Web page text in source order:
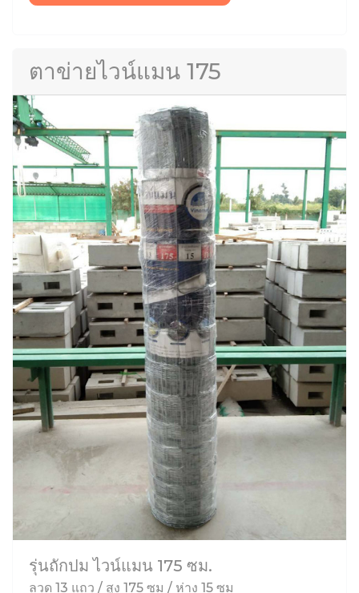
ตาข่ายไวน์แมน 175
รุ่นถักปม ไวน์แมน 175 ซม.
ลวด 13 แถว / สูง 175 ซม / ห่าง 15 ซม